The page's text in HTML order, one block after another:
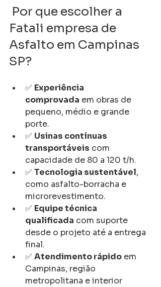
Fatali empresa de
Asfalto em Campinas
SP?
✅ Experiência
comprovada em obras de
pequeno, médio e grande
porte.
✅ Usinas contínuas
transportáveis com
capacidade de 80 a 120 t/h.
✅ Tecnologia sustentável,
como asfalto-borracha e
microrevestimento.
✅ Equipe técnica
qualificada com suporte
desde o projeto até a entrega
final.
✅ Atendimento rápido em
Campinas, região
metropolitana e interior